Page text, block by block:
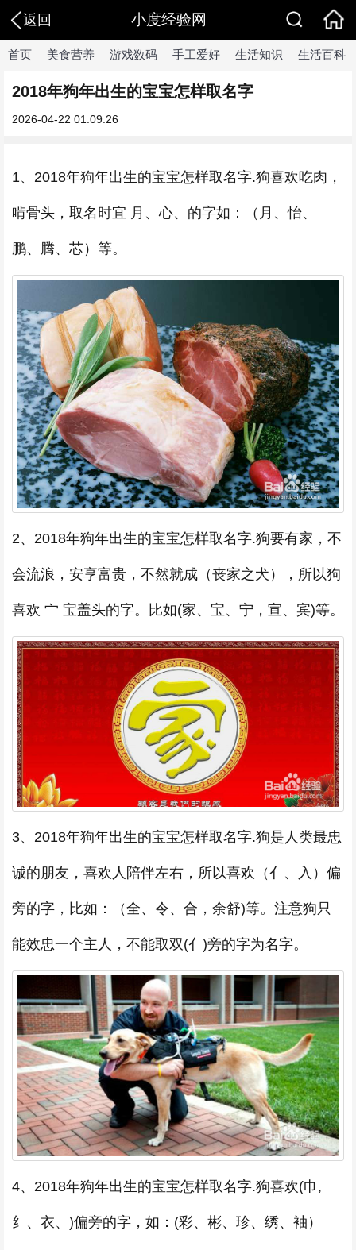
返回 小度经验网
首页 美食营养 游戏数码 手工爱好 生活知识 生活百科
2018年狗年出生的宝宝怎样取名字
2026-04-22 01:09:26
1、2018年狗年出生的宝宝怎样取名字.狗喜欢吃肉，
啃骨头，取名时宜 月、心、的字如：（月、怡、
鹏、腾、芯）等。
2、2018年狗年出生的宝宝怎样取名字.狗要有家，不
会流浪，安享富贵，不然就成（丧家之犬），所以狗
喜欢 宀 宝盖头的字。比如(家、宝、宁，宣、宾)等。
3、2018年狗年出生的宝宝怎样取名字.狗是人类最忠
诚的朋友，喜欢人陪伴左右，所以喜欢（亻、入）偏
旁的字，比如：（全、令、合，余舒)等。注意狗只
能效忠一个主人，不能取双(亻)旁的字为名字。
4、2018年狗年出生的宝宝怎样取名字.狗喜欢(巾,
纟、衣、)偏旁的字，如：(彩、彬、珍、绣、袖）